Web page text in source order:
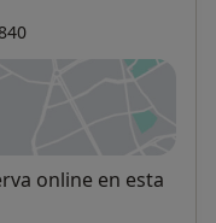
en una nueva
online en esta